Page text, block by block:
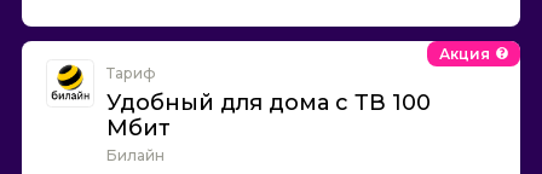
Тариф
Удобный для дома с ТВ 100
Мбит
Билайн
Акция